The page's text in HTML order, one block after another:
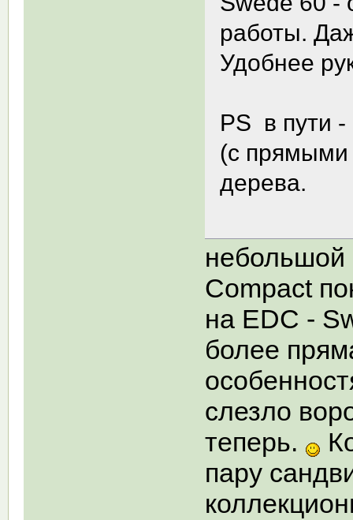
работы.
Удобнее
PS в пути -
(с прямыми
дерева.
небольшой
Compact
на EDC -
более
слезло
теперь.
пару